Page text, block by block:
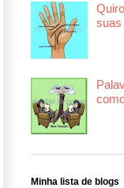
suas
Minha lista de blogs